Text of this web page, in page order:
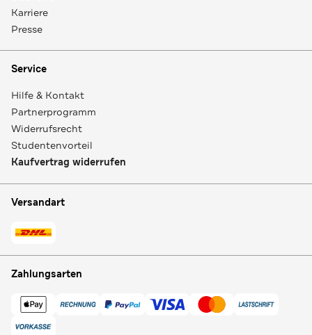
Karriere
Presse
Service
Hilfe & Kontakt
Partnerprogramm
Widerrufsrecht
Studentenvorteil
Kaufvertrag widerrufen
Versandart
Zahlungsarten